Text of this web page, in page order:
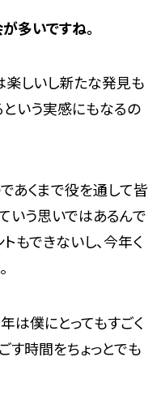
多いですね。
楽しいし新たな発見も
という実感にもなるの
あくまで役を通して皆
いう思いではあるんで
もできないし、今年く
は僕にとってもすごく
す時間をちょっとでも